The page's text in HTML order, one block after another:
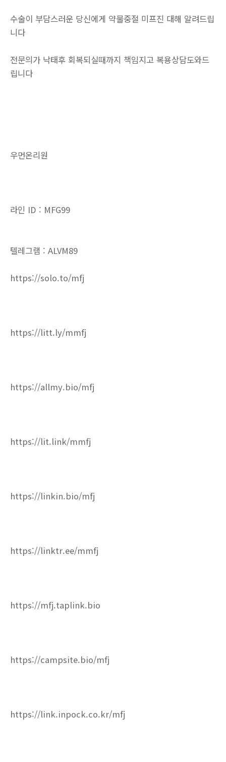
수술이 부담스러운 당신에게 약물중절 미프진 대해 알려드립
니다
전문의가 낙태후 회복되실때까지 책임지고 복용상담도와드
립니다
우먼온리원
라인 ID : MFG99
텔레그램 : ALVM89
https://solo.to/mfj
https://litt.ly/mmfj
https://allmy.bio/mfj
https://lit.link/mmfj
https://linkin.bio/mfj
https://linktr.ee/mmfj
https://mfj.taplink.bio
https://campsite.bio/mfj
https://link.inpock.co.kr/mfj